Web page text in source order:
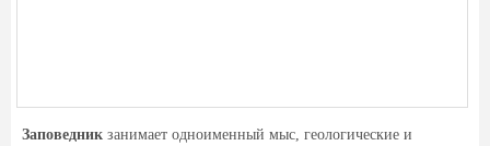
Заповедник занимает одноименный мыс, геологические и